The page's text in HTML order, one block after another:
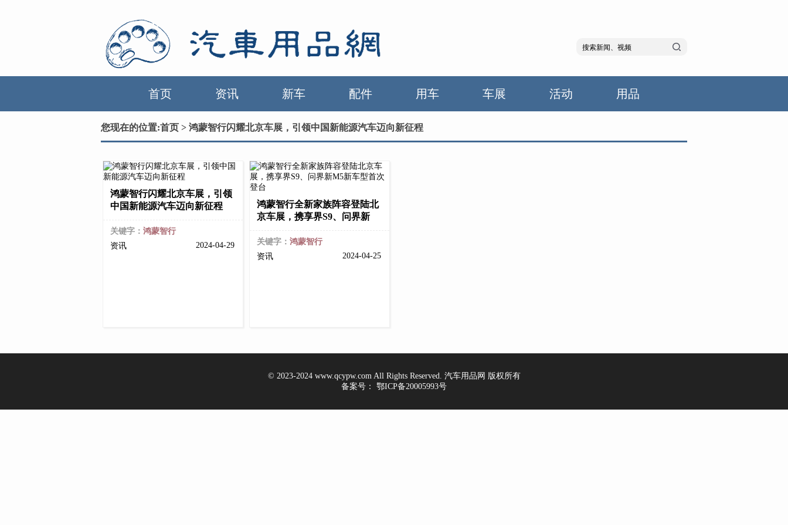
首页 资讯 新车 配件 用车 车展 活动 用品
您现在的位置:首页 > 鸿蒙智行闪耀北京车展，引领中国新能源汽车迈向新征程
鸿蒙智行闪耀北京车展，引领
中国新能源汽车迈向新征程
关键字： 鸿蒙智行
资讯
2024-04-29
鸿蒙智行全新家族阵容登陆北
京车展，携享界S9、问界新
关键字： 鸿蒙智行
资讯
2024-04-25
© 2023-2024 www.qcypw.com All Rights Reserved. 汽车用品网 版权所有
备案号：
鄂ICP备20005993号